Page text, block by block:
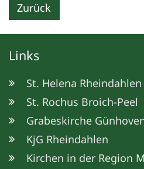
Zurück
Links
St. Helena Rheindahlen
St. Rochus Broich-Peel
Grabeskirche
KjG Rheindahlen
Kirchen in der Region